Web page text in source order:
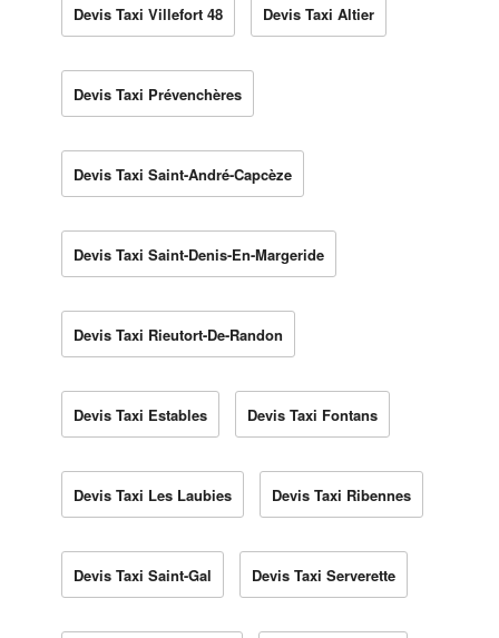
Devis Taxi Villefort 48 Devis Taxi Altier
Devis Taxi Prévenchères
Devis Taxi Saint-André-Capcèze
Devis Taxi Saint-Denis-En-Margeride
Devis Taxi Rieutort-De-Randon
Devis Taxi Estables Devis Taxi Fontans
Devis Taxi Les Laubies Devis Taxi Ribennes
Devis Taxi Saint-Gal Devis Taxi Serverette